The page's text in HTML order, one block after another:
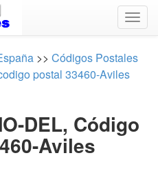
>> Códigos Postales
postal 33460-Aviles
DEL, Código
Aviles